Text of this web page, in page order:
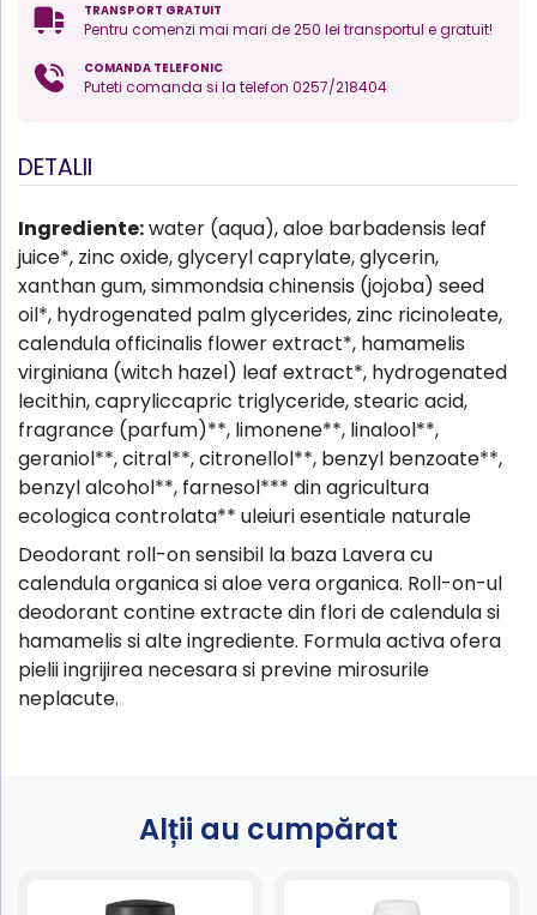
TRANSPORT GRATUIT
Pentru comenzi mai mari de 250 lei transportul e gratuit!
COMANDA TELEFONIC
Puteti comanda si la telefon 0257/218404
DETALII
Ingrediente:water (aqua), aloe barbadensis leaf
juice*, zinc oxide, glyceryl caprylate, glycerin,
xanthan gum, simmondsia chinensis (jojoba) seed
oil*, hydrogenated palm glycerides, zinc ricinoleate,
calendula officinalis flower extract*, hamamelis
virginiana (witch hazel) leaf extract*, hydrogenated
lecithin, capryliccapric triglyceride, stearic acid,
fragrance (parfum)**, limonene**, linalool**,
geraniol**, citral**, citronellol**, benzyl benzoate**,
benzyl alcohol**, farnesol*** din agricultura
ecologica controlata** uleiuri esentiale naturale
Deodorant roll-on sensibil la baza Lavera cu
calendula organica si aloe vera organica. Roll-on-ul
deodorant contine extracte din flori de calendula si
hamamelis si alte ingrediente. Formula activa ofera
pielii ingrijirea necesara si previne mirosurile
neplacute.
Alții au cumpărat